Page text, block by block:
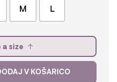
M L
a size
V KOŠARICO